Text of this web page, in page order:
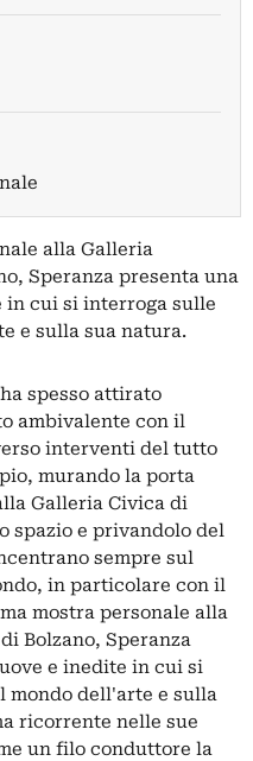
alla Galleria
Speranza presenta una
in cui si interroga sulle
e sulla sua natura.
spesso attirato
ambivalente con il
interventi del tutto
murando la porta
Galleria Civica di
spazio e privandolo del
sempre sul
in particolare con il
mostra personale alla
Bolzano, Speranza
e inedite in cui si
mondo dell'arte e sulla
ricorrente nelle sue
un filo conduttore la